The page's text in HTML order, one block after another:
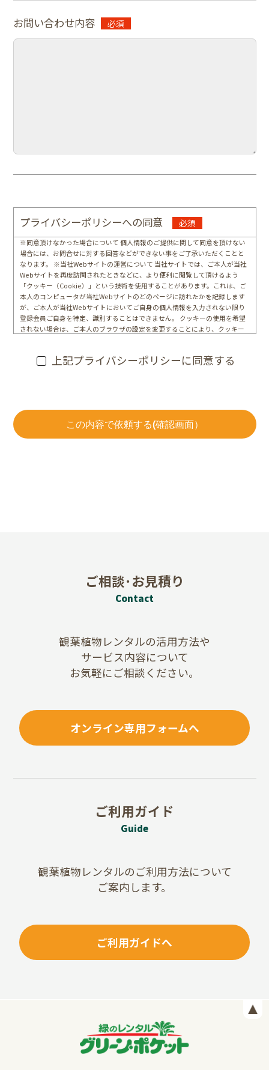
お問い合わせ内容
プライバシーポリシーへの同意
※同意頂けなかった場合について 個人情報のご提供に関して同意を頂けない
場合には、お問合せに対する回答などができない事をご了承いただくことと
なります。 ※当社Webサイトの運営について 当社サイトでは、ご本人が当社
Webサイトを再度訪問されたときなどに、より便利に閲覧して頂けるよう
「クッキー（Cookie）」という技術を使用することがあります。これは、ご
本人のコンピュータが当社Webサイトのどのページに訪れたかを記録します
が、ご本人が当社Webサイトにおいてご自身の個人情報を入力されない限り
登録会員ご自身を特定、識別することはできません。 クッキーの使用を希望
されない場合は、ご本人のブラウザの設定を変更することにより、クッキー
上記プライバシーポリシーに同意する
この内容で依頼する(確認画面）
ご相談･お見積り
Contact
観葉植物レンタルの活用方法や
サービス内容について
お気軽にご相談ください。
オンライン専用フォームへ
ご利用ガイド
Guide
観葉植物レンタルのご利用方法について
ご案内します。
ご利用ガイドへ